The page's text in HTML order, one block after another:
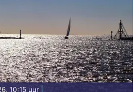
10:15 uur